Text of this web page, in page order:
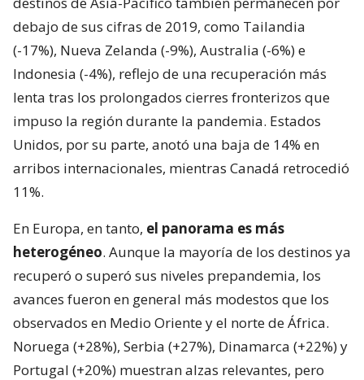
debajo de sus cifras de 2019, como Tailandia
(-17%), Nueva Zelanda (-9%), Australia (-6%) e
Indonesia (-4%), reflejo de una recuperación más
lenta tras los prolongados cierres fronterizos que
impuso la región durante la pandemia. Estados
Unidos, por su parte, anotó una baja de 14% en
arribos internacionales, mientras Canadá retrocedió
11%.
En Europa, en tanto, el panorama es más
heterogéneo. Aunque la mayoría de los destinos ya
recuperó o superó sus niveles prepandemia, los
avances fueron en general más modestos que los
observados en Medio Oriente y el norte de África.
Noruega (+28%), Serbia (+27%), Dinamarca (+22%) y
Portugal (+20%) muestran alzas relevantes, pero